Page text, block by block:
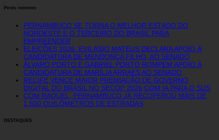
Posts recentes
PERNAMBUCO SE TORNA O MELHOR ESTADO DO
NORDESTE E O TERCEIRO DO BRASIL PARA
EMPREENDER
ELEIÇÕES 2026: EVILÁSIO MATEUS DECLARA APOIO À
CANDIDATURA DE MENDONÇA FILHO, AO SENADO
ÁLVARO PORTO E GABRIEL PORTO ROMPEM APOIO À
CANDIDATURA DE MARÍLIA ARRAES AO SENADO
RECIFE VENCE MAIOR PREMIAÇÃO DE GOVERNO
DIGITAL DO BRASIL NO SECOP 2026 COM IA PARA O SUS
COM RAQUEL, PERNAMBUCO JÁ RECUPEROU MAIS DE
1.600 QUILÔMETROS DE ESTRADAS
DESTAQUES